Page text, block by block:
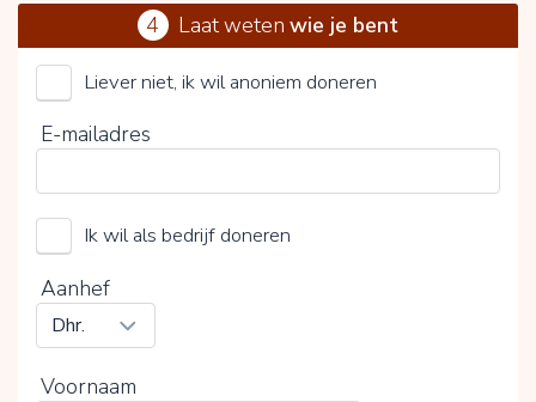
Door op V te klikken kies je wel of geen vrijwillige
4 Laat wetenwie je bent
Liever niet, ik wil anoniem doneren
E-mailadres
Ik wil als bedrijf doneren
Aanhef
Voornaam